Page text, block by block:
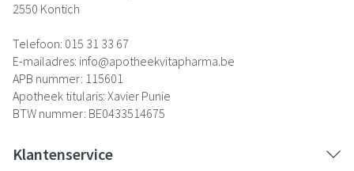
2550 Kontich
Telefoon: 015 31 33 67
E-mailadres: info@apotheekvitapharma.be
APB nummer: 115601
Apotheek titularis: Xavier Punie
BTW nummer: BE0433514675
Klantenservice